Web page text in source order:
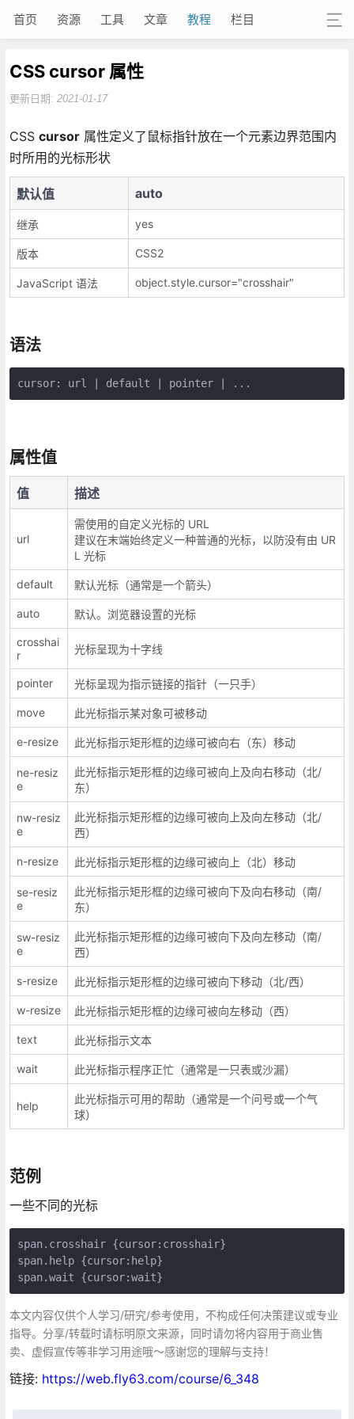
首页 资源 工具 文章 教程 栏目
CSS cursor 属性
更新日期: 2021-01-17
CSS cursor属性定义了鼠标指针放在一个元素边界范围内
时所用的光标形状
默认值 auto
继承 yes
版本 CSS2
JavaScript 语法 object.style.cursor="crosshair"
语法
cursor: url | default | pointer | ...
属性值
值 描述
url
需使用的自定义光标的 URL
建议在末端始终定义一种普通的光标，以防没有由 UR
L 光标
default 默认光标（通常是一个箭头）
auto 默认。浏览器设置的光标
crosshai
r
光标呈现为十字线
pointer 光标呈现为指示链接的指针（一只手）
move 此光标指示某对象可被移动
e-resize 此光标指示矩形框的边缘可被向右（东）移动
ne-resiz
e
此光标指示矩形框的边缘可被向上及向右移动（北/
东）
nw-resiz
e
此光标指示矩形框的边缘可被向上及向左移动（北/
西）
n-resize 此光标指示矩形框的边缘可被向上（北）移动
se-resiz
e
此光标指示矩形框的边缘可被向下及向右移动（南/
东）
sw-resiz
e
此光标指示矩形框的边缘可被向下及向左移动（南/
西）
s-resize 此光标指示矩形框的边缘可被向下移动（北/西）
w-resize 此光标指示矩形框的边缘可被向左移动（西）
text 此光标指示文本
wait 此光标指示程序正忙（通常是一只表或沙漏）
help
此光标指示可用的帮助（通常是一个问号或一个气
球）
范例
一些不同的光标
span.crosshair {cursor:crosshair}
span.help {cursor:help}
span.wait {cursor:wait}
本文内容仅供个人学习/研究/参考使用，不构成任何决策建议或专业
指导。分享/转载时请标明原文来源，同时请勿将内容用于商业售
卖、虚假宣传等非学习用途哦～感谢您的理解与支持！
链接: https://web.fly63.com/course/6_348